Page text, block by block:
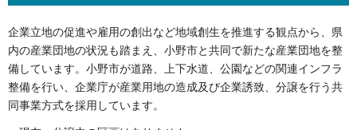
企業立地の促進や雇用の創出など地域創生を推進する観点から、県
内の産業団地の状況も踏まえ、小野市と共同で新たな産業団地を整
備しています。小野市が道路、上下水道、公園などの関連インフラ
整備を行い、企業庁が産業用地の造成及び企業誘致、分譲を行う共
同事業方式を採用しています。